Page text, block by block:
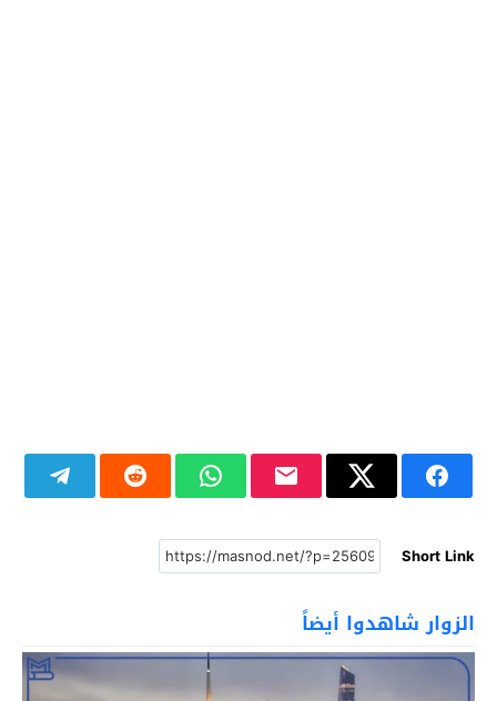
Short Link
الزوار شاهدوا أيضاً